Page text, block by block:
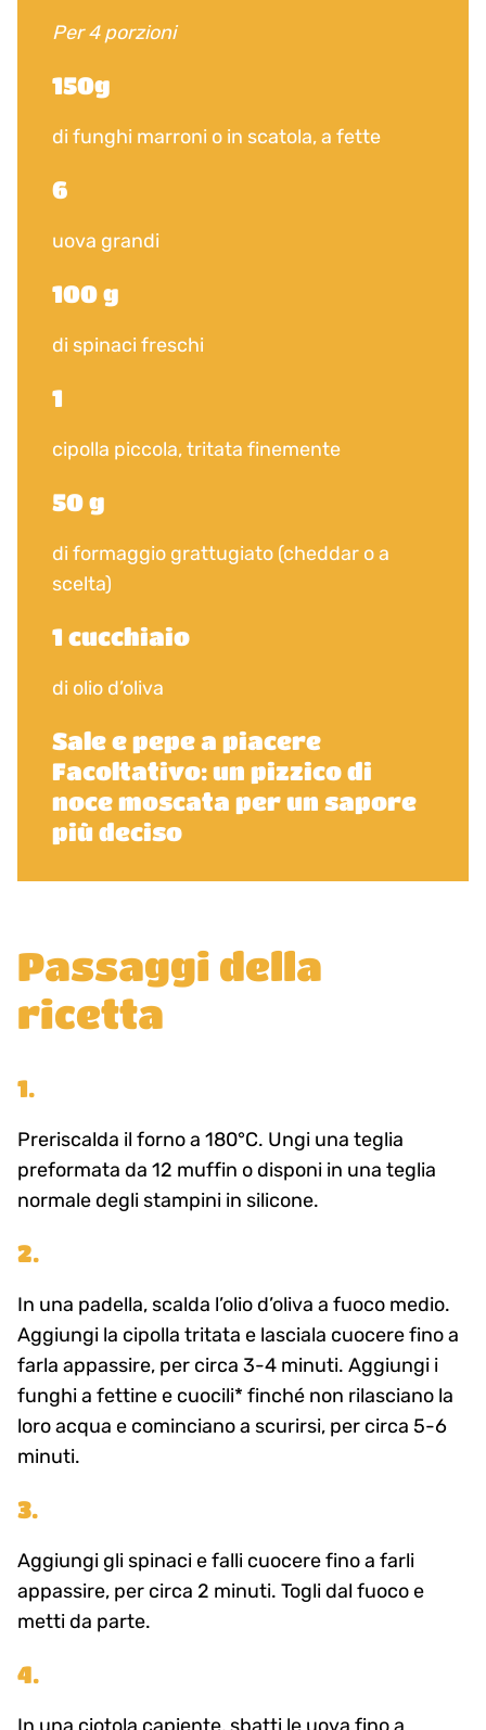
Passaggi della
ricetta
1.
Preriscalda il forno a 180°C. Ungi una teglia
preformata da 12 muffin o disponi in una teglia
normale degli stampini in silicone.
2.
In una padella, scalda l’olio d’oliva a fuoco medio.
Aggiungi la cipolla tritata e lasciala cuocere fino a
farla appassire, per circa 3-4 minuti. Aggiungi i
funghi a fettine e cuocili* finché non rilasciano la
loro acqua e cominciano a scurirsi, per circa 5-6
minuti.
3.
Aggiungi gli spinaci e falli cuocere fino a farli
appassire, per circa 2 minuti. Togli dal fuoco e
metti da parte.
4.
Per 4 porzioni
150g
di funghi marroni o in scatola, a fette
6
uova grandi
100 g
di spinaci freschi
1
cipolla piccola, tritata finemente
50 g
di formaggio grattugiato (cheddar o a
scelta)
1 cucchiaio
di olio d’oliva
Sale e pepe a piacere
Facoltativo: un pizzico di
noce moscata per un sapore
più deciso